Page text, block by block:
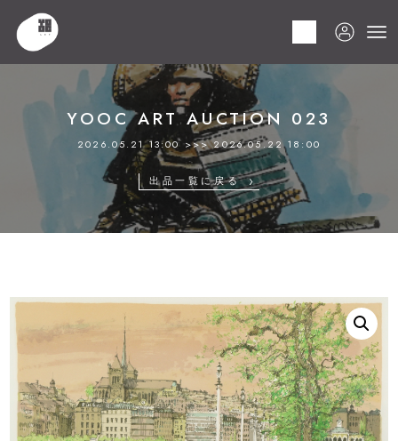
HOME
YOOC ART AUCTION 023
2026.05.21 13:00 >>> 2026.05.22 18:00
出品一覧に戻る